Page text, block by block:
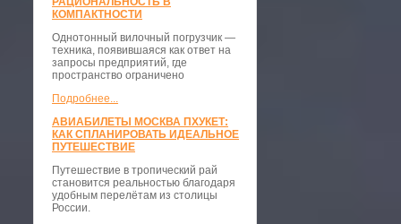
КОМПАКТНОСТИ
​Однотонный вилочный погрузчик —
техника, появившаяся как ответ на
запросы предприятий, где
пространство ограничено
Подробнее...
АВИАБИЛЕТЫ МОСКВА ПХУКЕТ:
КАК СПЛАНИРОВАТЬ ИДЕАЛЬНОЕ
ПУТЕШЕСТВИЕ
Путешествие в тропический рай
становится реальностью благодаря
удобным перелётам из столицы
России.